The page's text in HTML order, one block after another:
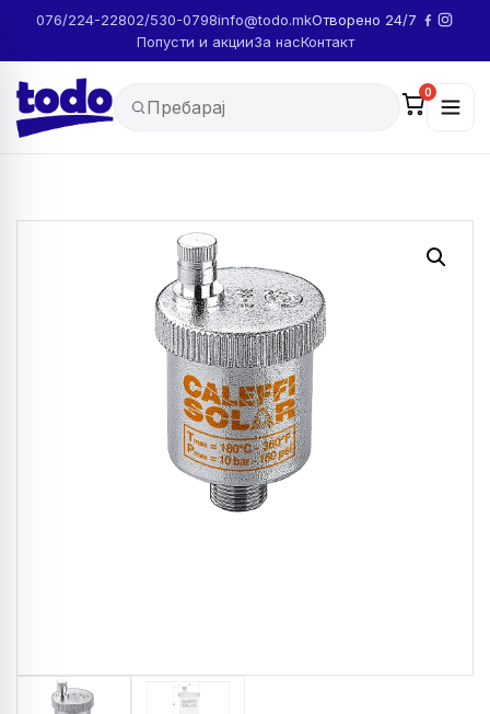
076/224-22802/530-0798info@todo.mkОтворено 24/7
Попусти и акцииЗа насКонтакт
0